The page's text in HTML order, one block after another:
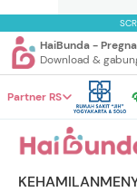
HaiBunda -
Download &
Partner RS
KEHAMILAN